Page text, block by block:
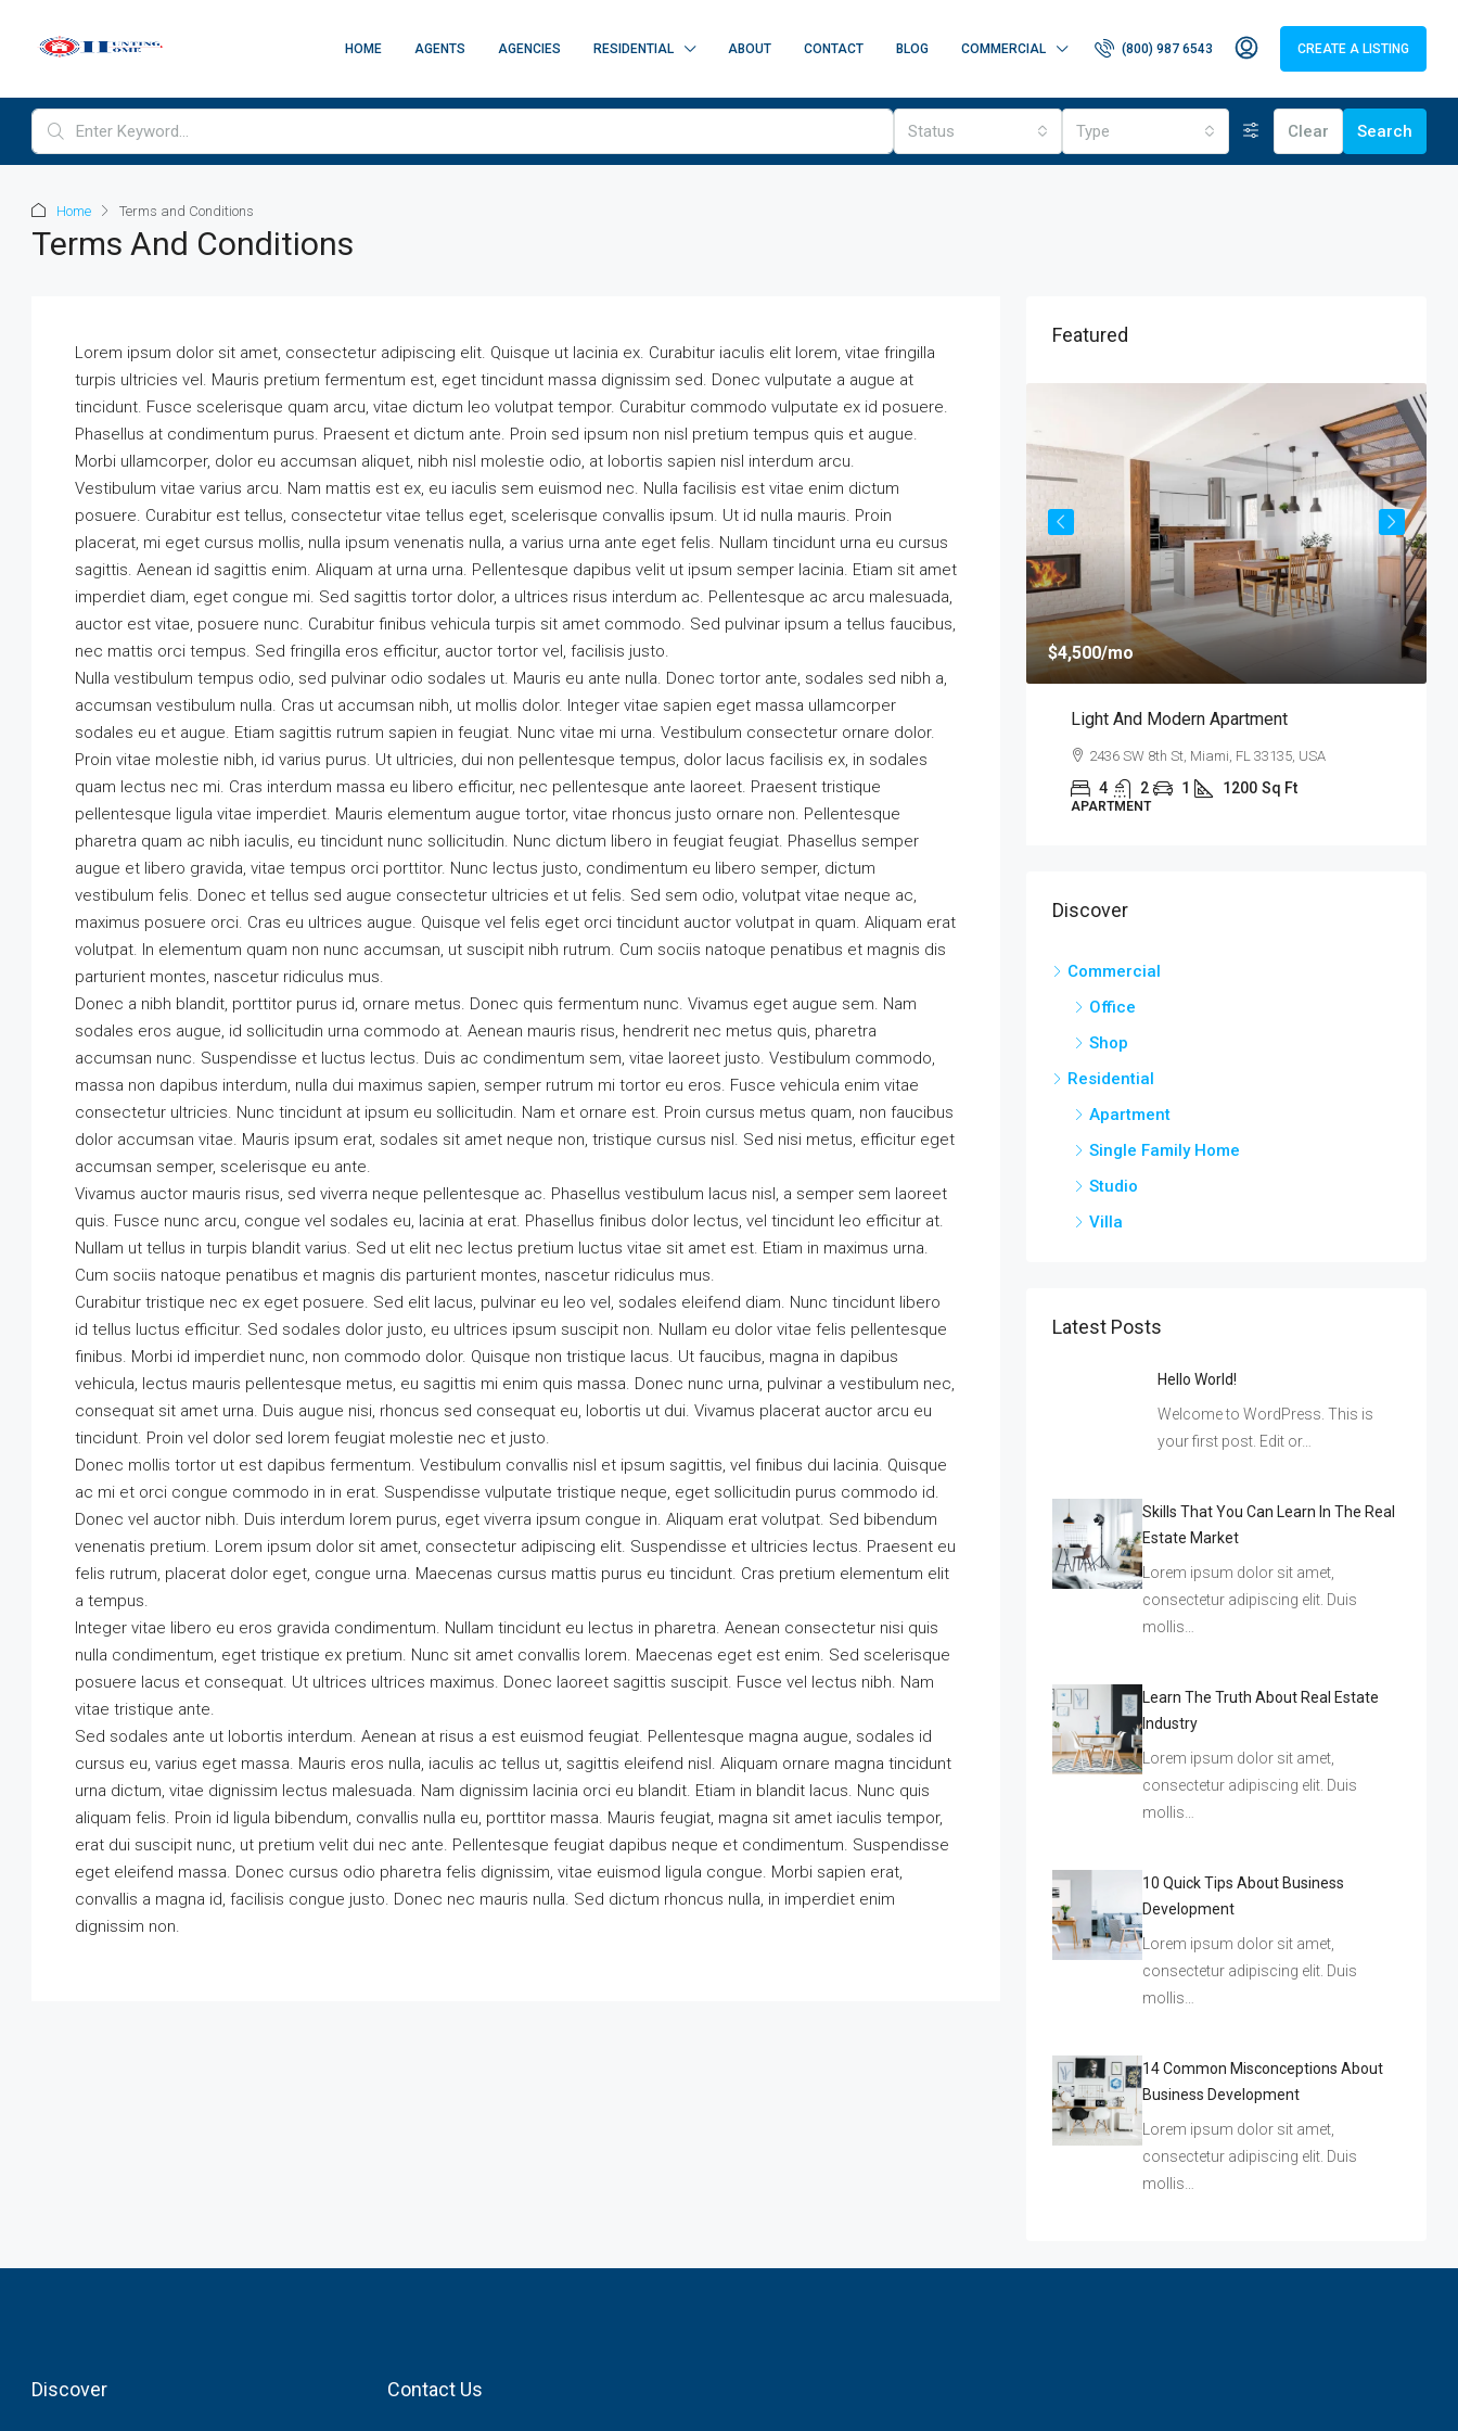
HOME AGENTS AGENCIES RESIDENTIAL ABOUT CONTACT BLOG COMMERCIAL (800) 987 6543 CREATE A LISTING
Status Type Clear Search
Home Terms and Conditions
Terms And Conditions
Lorem ipsum dolor sit amet, consectetur adipiscing elit. Quisque ut lacinia ex. Curabitur iaculis elit lorem, vitae fringilla
turpis ultricies vel. Mauris pretium fermentum est, eget tincidunt massa dignissim sed. Donec vulputate a augue at
tincidunt. Fusce scelerisque quam arcu, vitae dictum leo volutpat tempor. Curabitur commodo vulputate ex id posuere.
Phasellus at condimentum purus. Praesent et dictum ante. Proin sed ipsum non nisl pretium tempus quis et augue.
Morbi ullamcorper, dolor eu accumsan aliquet, nibh nisl molestie odio, at lobortis sapien nisl interdum arcu.
Vestibulum vitae varius arcu. Nam mattis est ex, eu iaculis sem euismod nec. Nulla facilisis est vitae enim dictum
posuere. Curabitur est tellus, consectetur vitae tellus eget, scelerisque convallis ipsum. Ut id nulla mauris. Proin
placerat, mi eget cursus mollis, nulla ipsum venenatis nulla, a varius urna ante eget felis. Nullam tincidunt urna eu cursus
sagittis. Aenean id sagittis enim. Aliquam at urna urna. Pellentesque dapibus velit ut ipsum semper lacinia. Etiam sit amet
imperdiet diam, eget congue mi. Sed sagittis tortor dolor, a ultrices risus interdum ac. Pellentesque ac arcu malesuada,
auctor est vitae, posuere nunc. Curabitur finibus vehicula turpis sit amet commodo. Sed pulvinar ipsum a tellus faucibus,
nec mattis orci tempus. Sed fringilla eros efficitur, auctor tortor vel, facilisis justo.
Nulla vestibulum tempus odio, sed pulvinar odio sodales ut. Mauris eu ante nulla. Donec tortor ante, sodales sed nibh a,
accumsan vestibulum nulla. Cras ut accumsan nibh, ut mollis dolor. Integer vitae sapien eget massa ullamcorper
sodales eu et augue. Etiam sagittis rutrum sapien in feugiat. Nunc vitae mi urna. Vestibulum consectetur ornare dolor.
Proin vitae molestie nibh, id varius purus. Ut ultricies, dui non pellentesque tempus, dolor lacus facilisis ex, in sodales
quam lectus nec mi. Cras interdum massa eu libero efficitur, nec pellentesque ante laoreet. Praesent tristique
pellentesque ligula vitae imperdiet. Mauris elementum augue tortor, vitae rhoncus justo ornare non. Pellentesque
pharetra quam ac nibh iaculis, eu tincidunt nunc sollicitudin. Nunc dictum libero in feugiat feugiat. Phasellus semper
augue et libero gravida, vitae tempus orci porttitor. Nunc lectus justo, condimentum eu libero semper, dictum
vestibulum felis. Donec et tellus sed augue consectetur ultricies et ut felis. Sed sem odio, volutpat vitae neque ac,
maximus posuere orci. Cras eu ultrices augue. Quisque vel felis eget orci tincidunt auctor volutpat in quam. Aliquam erat
volutpat. In elementum quam non nunc accumsan, ut suscipit nibh rutrum. Cum sociis natoque penatibus et magnis dis
parturient montes, nascetur ridiculus mus.
Donec a nibh blandit, porttitor purus id, ornare metus. Donec quis fermentum nunc. Vivamus eget augue sem. Nam
sodales eros augue, id sollicitudin urna commodo at. Aenean mauris risus, hendrerit nec metus quis, pharetra
accumsan nunc. Suspendisse et luctus lectus. Duis ac condimentum sem, vitae laoreet justo. Vestibulum commodo,
massa non dapibus interdum, nulla dui maximus sapien, semper rutrum mi tortor eu eros. Fusce vehicula enim vitae
consectetur ultricies. Nunc tincidunt at ipsum eu sollicitudin. Nam et ornare est. Proin cursus metus quam, non faucibus
dolor accumsan vitae. Mauris ipsum erat, sodales sit amet neque non, tristique cursus nisl. Sed nisi metus, efficitur eget
accumsan semper, scelerisque eu ante.
Vivamus auctor mauris risus, sed viverra neque pellentesque ac. Phasellus vestibulum lacus nisl, a semper sem laoreet
quis. Fusce nunc arcu, congue vel sodales eu, lacinia at erat. Phasellus finibus dolor lectus, vel tincidunt leo efficitur at.
Nullam ut tellus in turpis blandit varius. Sed ut elit nec lectus pretium luctus vitae sit amet est. Etiam in maximus urna.
Cum sociis natoque penatibus et magnis dis parturient montes, nascetur ridiculus mus.
Curabitur tristique nec ex eget posuere. Sed elit lacus, pulvinar eu leo vel, sodales eleifend diam. Nunc tincidunt libero
id tellus luctus efficitur. Sed sodales dolor justo, eu ultrices ipsum suscipit non. Nullam eu dolor vitae felis pellentesque
finibus. Morbi id imperdiet nunc, non commodo dolor. Quisque non tristique lacus. Ut faucibus, magna in dapibus
vehicula, lectus mauris pellentesque metus, eu sagittis mi enim quis massa. Donec nunc urna, pulvinar a vestibulum nec,
consequat sit amet urna. Duis augue nisi, rhoncus sed consequat eu, lobortis ut dui. Vivamus placerat auctor arcu eu
tincidunt. Proin vel dolor sed lorem feugiat molestie nec et justo.
Donec mollis tortor ut est dapibus fermentum. Vestibulum convallis nisl et ipsum sagittis, vel finibus dui lacinia. Quisque
ac mi et orci congue commodo in in erat. Suspendisse vulputate tristique neque, eget sollicitudin purus commodo id.
Donec vel auctor nibh. Duis interdum lorem purus, eget viverra ipsum congue in. Aliquam erat volutpat. Sed bibendum
venenatis pretium. Lorem ipsum dolor sit amet, consectetur adipiscing elit. Suspendisse et ultricies lectus. Praesent eu
felis rutrum, placerat dolor eget, congue urna. Maecenas cursus mattis purus eu tincidunt. Cras pretium elementum elit
a tempus.
Integer vitae libero eu eros gravida condimentum. Nullam tincidunt eu lectus in pharetra. Aenean consectetur nisi quis
nulla condimentum, eget tristique ex pretium. Nunc sit amet convallis lorem. Maecenas eget est enim. Sed scelerisque
posuere lacus et consequat. Ut ultrices ultrices maximus. Donec laoreet sagittis suscipit. Fusce vel lectus nibh. Nam
vitae tristique ante.
Sed sodales ante ut lobortis interdum. Aenean at risus a est euismod feugiat. Pellentesque magna augue, sodales id
cursus eu, varius eget massa. Mauris eros nulla, iaculis ac tellus ut, sagittis eleifend nisl. Aliquam ornare magna tincidunt
urna dictum, vitae dignissim lectus malesuada. Nam dignissim lacinia orci eu blandit. Etiam in blandit lacus. Nunc quis
aliquam felis. Proin id ligula bibendum, convallis nulla eu, porttitor massa. Mauris feugiat, magna sit amet iaculis tempor,
erat dui suscipit nunc, ut pretium velit dui nec ante. Pellentesque feugiat dapibus neque et condimentum. Suspendisse
eget eleifend massa. Donec cursus odio pharetra felis dignissim, vitae euismod ligula congue. Morbi sapien erat,
convallis a magna id, facilisis congue justo. Donec nec mauris nulla. Sed dictum rhoncus nulla, in imperdiet enim
dignissim non.
Featured
$3,600/mo
Commercial Central Shop
Marcy Av, Brooklyn, NY 11211, USA
2350 Sq Ft
SHOP
$1,599,000
$15,000
Equestrian Villa
3385 Pan American Dr, Miami, FL 33133, USA
4 2 1 1200 Sq Ft
VILLA
$4,500/mo
Light And Modern Apartment
2436 SW 8th St, Miami, FL 33135, USA
4 2 1 1200 Sq Ft
APARTMENT
Discover
Commercial
Office
Shop
Residential
Apartment
Single Family Home
Studio
Villa
Latest Posts
Hello World!
Welcome to WordPress. This is
your first post. Edit or…
Skills That You Can Learn In The Real
Estate Market
Lorem ipsum dolor sit amet,
consectetur adipiscing elit. Duis
mollis…
Learn The Truth About Real Estate
Industry
Lorem ipsum dolor sit amet,
consectetur adipiscing elit. Duis
mollis…
10 Quick Tips About Business
Development
Lorem ipsum dolor sit amet,
consectetur adipiscing elit. Duis
mollis…
14 Common Misconceptions About
Business Development
Lorem ipsum dolor sit amet,
consectetur adipiscing elit. Duis
mollis…
Discover Contact Us